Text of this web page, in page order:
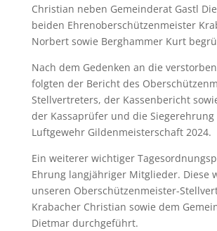
Christian neben Gemeinderat Gastl
beiden Ehrenoberschützenmeister
Norbert sowie Berghammer Kurt
Nach dem Gedenken an die
folgten der Bericht des
Stellvertreters, der Kassenbericht
der Kassaprüfer und die Siegerehrung
Luftgewehr Gildenmeisterschaft 2024.
Ein weiterer wichtiger
Ehrung langjähriger Mitglieder. Diese
unseren Oberschützenmeister-
Krabacher Christian sowie dem
Dietmar durchgeführt.